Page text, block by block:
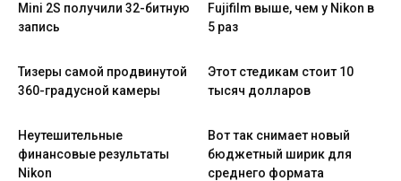
Mini 2S получили 32-битную
запись
Fujifilm выше, чем у Nikon в
5 раз
Тизеры самой продвинутой
360-градусной камеры
Этот стедикам стоит 10
тысяч долларов
Неутешительные
финансовые результаты
Nikon
Вот так снимает новый
бюджетный ширик для
среднего формата